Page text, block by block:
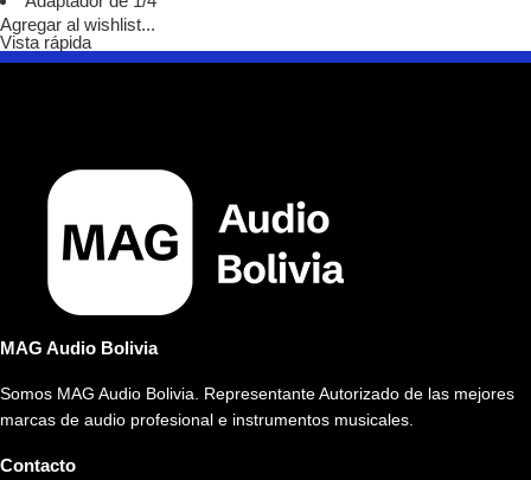
Agregar al wishlist...
Vista rápida
MAG Audio Bolivia
Somos MAG Audio Bolivia. Representante Autorizado de las mejores
marcas de audio profesional e instrumentos musicales.
Contacto